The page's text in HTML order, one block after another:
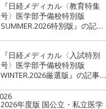
『日経メディカル〈教育特集
号〉医学部予備校特別版
SUMMER.2026特別版』の記事
『日経メディカル〈入試特別
号〉医学部予備校特別版
WINTER.2026厳選版』の記事で
2026年度版 国公立・私立医学